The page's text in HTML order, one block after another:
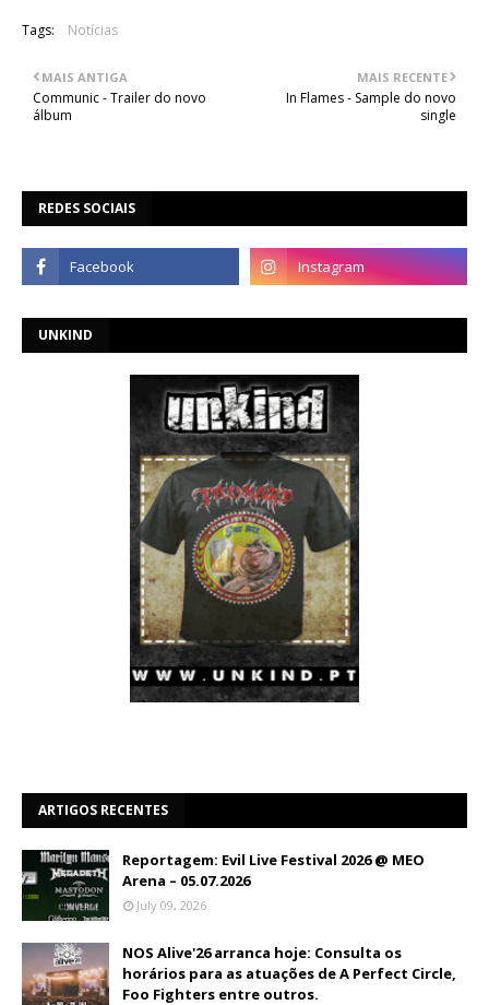
Tags: Notícias
MAIS RECENTE
In Flames - Sample do novo
single
MAIS ANTIGA
Communic - Trailer do novo
álbum
REDES SOCIAIS
UNKIND
ARTIGOS RECENTES
Reportagem: Evil Live Festival 2026 @ MEO
Arena – 05.07.2026
July 09, 2026
NOS Alive'26 arranca hoje: Consulta os
horários para as atuações de A Perfect Circle,
Foo Fighters entre outros.